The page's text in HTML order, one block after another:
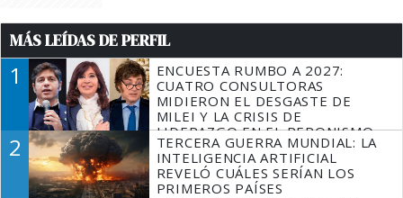
MÁS LEÍDAS DE PERFIL
1
ENCUESTA RUMBO A 2027:
CUATRO CONSULTORAS
MIDIERON EL DESGASTE DE
MILEI Y LA CRISIS DE
LIDERAZGO EN EL PERONISMO
2
TERCERA GUERRA MUNDIAL: LA
INTELIGENCIA ARTIFICIAL
REVELÓ CUÁLES SERÍAN LOS
PRIMEROS PAÍSES